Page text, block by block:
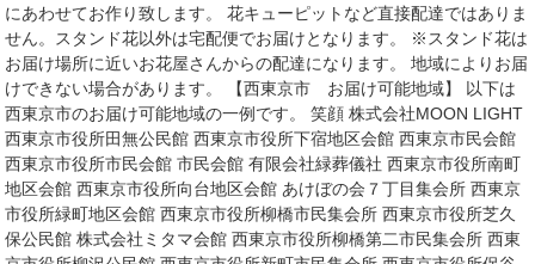
にあわせてお作り致します。 花キューピットなど直接配達ではありま
せん。スタンド花以外は宅配便でお届けとなります。 ※スタンド花は
お届け場所に近いお花屋さんからの配達になります。 地域によりお届
けできない場合があります。 【西東京市 お届け可能地域】 以下は
西東京市のお届け可能地域の一例です。 笑顔 株式会社MOON LIGHT
西東京市役所田無公民館 西東京市役所下宿地区会館 西東京市民会館
西東京市役所市民会館 市民会館 有限会社緑葬儀社 西東京市役所南町
地区会館 西東京市役所向台地区会館 あけぼの会７丁目集会所 西東京
市役所緑町地区会館 西東京市役所柳橋市民集会所 西東京市役所芝久
保公民館 株式会社ミタマ会館 西東京市役所柳橋第二市民集会所 西東